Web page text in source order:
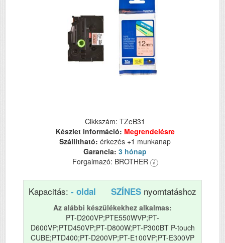
Cikkszám: TZeB31
Készlet információ: Megrendelésre
Szállítható: érkezés +1 munkanap
Garancia: 3 hónap
Forgalmazó: BROTHER
Kapacitás: - oldal SZÍNES nyomtatáshoz
Az alábbi készülékekhez alkalmas:
PT-D200VP;PTE550WVP;PT-
D600VP;PTD450VP;PT-D800W;PT-P300BT P-touch
CUBE;PTD400;PT-D200VP;PT-E100VP;PT-E300VP